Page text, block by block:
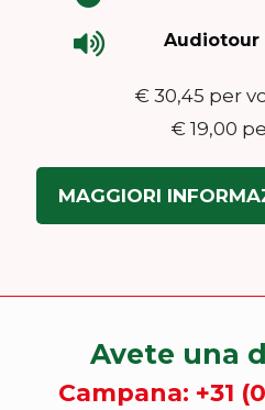
Audiotour
€ 30,45 per
€ 19,00
MAGGIORI
Avete una
Campana: +31